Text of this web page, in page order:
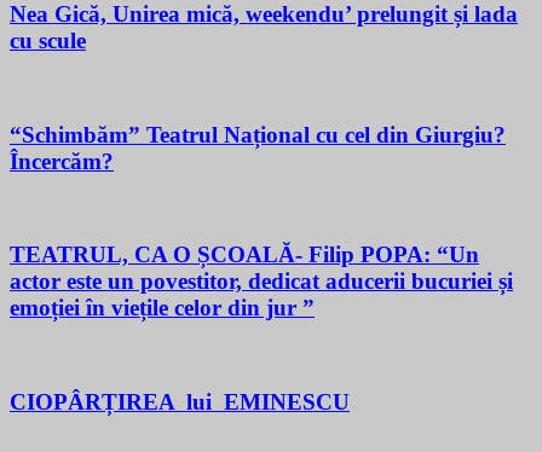
Nea Gică, Unirea mică, weekendu’ prelungit și lada
cu scule
“Schimbăm” Teatrul Național cu cel din Giurgiu?
Încercăm?
TEATRUL, CA O ȘCOALĂ- Filip POPA: “Un
actor este un povestitor, dedicat aducerii bucuriei și
emoției în viețile celor din jur ”
CIOPÂRȚIREA lui EMINESCU